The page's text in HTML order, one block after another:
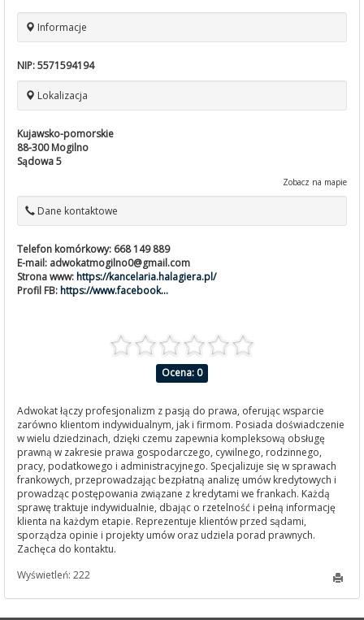
Informacje
NIP:5571594194
Lokalizacja
Kujawsko-pomorskie
88-300 Mogilno
Sądowa 5
Zobacz na mapie
Dane kontaktowe
Telefon komórkowy: 668 149 889
E-mail: adwokatmogilno0@gmail.com
Strona www: https://kancelaria.halagiera.pl/
Profil FB: https://www.facebook...
Ocena: 0
Adwokat łączy profesjonalizm z pasją do prawa, oferując wsparcie
zarówno klientom indywidualnym, jak i firmom. Posiada doświadczenie
w wielu dziedzinach, dzięki czemu zapewnia kompleksową obsługę
prawną w zakresie prawa gospodarczego, cywilnego, rodzinnego,
pracy, podatkowego i administracyjnego. Specjalizuje się w sprawach
frankowych, przeprowadzając bezpłatną analizę umów kredytowych i
prowadząc postępowania związane z kredytami we frankach. Każdą
sprawę traktuje indywidualnie, dbając o rzetelność i pełną informację
klienta na każdym etapie. Reprezentuje klientów przed sądami,
sporządza opinie i projekty umów oraz udziela porad prawnych.
Zachęca do kontaktu.
Wyświetleń: 222